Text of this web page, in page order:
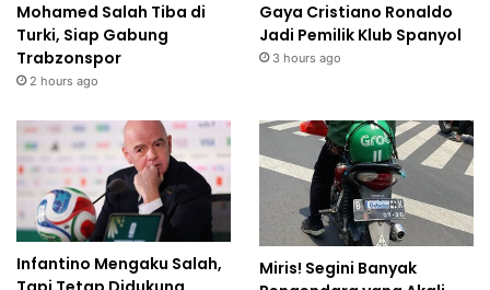
Mohamed Salah Tiba di
Turki, Siap Gabung
Trabzonspor
2 hours ago
Gaya Cristiano Ronaldo
Jadi Pemilik Klub Spanyol
3 hours ago
Infantino Mengaku Salah,
Miris! Segini Banyak